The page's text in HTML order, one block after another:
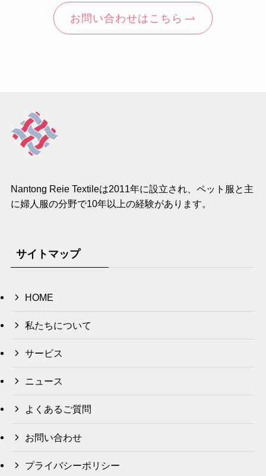
お問い合わせはこちら
Nantong Reie Textileは2011年に設立され、ペット服と主
に婦人服の分野で10年以上の経験があります。
サイトマップ
HOME
私たちについて
サービス
ニュース
よくあるご質問
お問い合わせ
プライバシーポリシー